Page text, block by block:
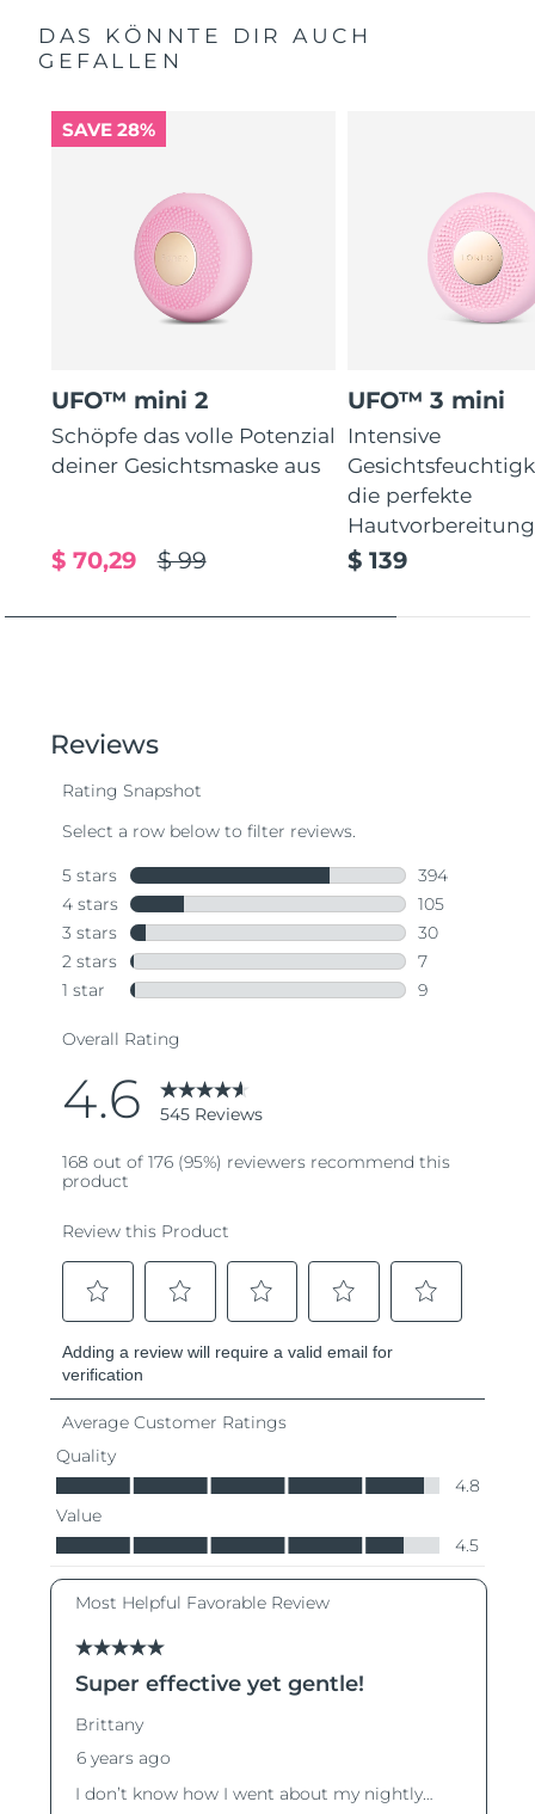
DAS KÖNNTE DIR AUCH
GEFALLEN
SAVE 28%
UFO™ mini 2
Schöpfe das volle Potenzial
deiner Gesichtsmaske aus
$ 99
$ 70,29
UFO™ 3 mini
Intensive
die perfekte
Hautvorbereitung
$ 139